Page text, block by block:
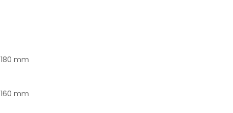
180 mm
160 mm